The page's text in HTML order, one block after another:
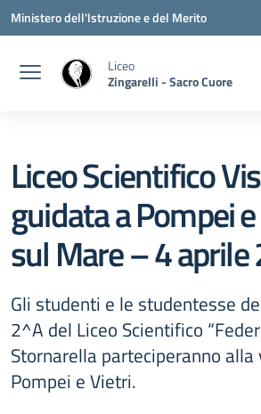
Vai ai contenuti
Vai al menu di navigazione
Vai al footer
Ministero dell'Istruzione e del Merito
Liceo
Zingarelli - Sacro Cuore
Liceo Scientifico
guidata a Pompei
sul Mare – 4
Gli studenti e le studentesse
2^A del Liceo Scientifico
Stornarella parteciperanno
Pompei e Vietri.